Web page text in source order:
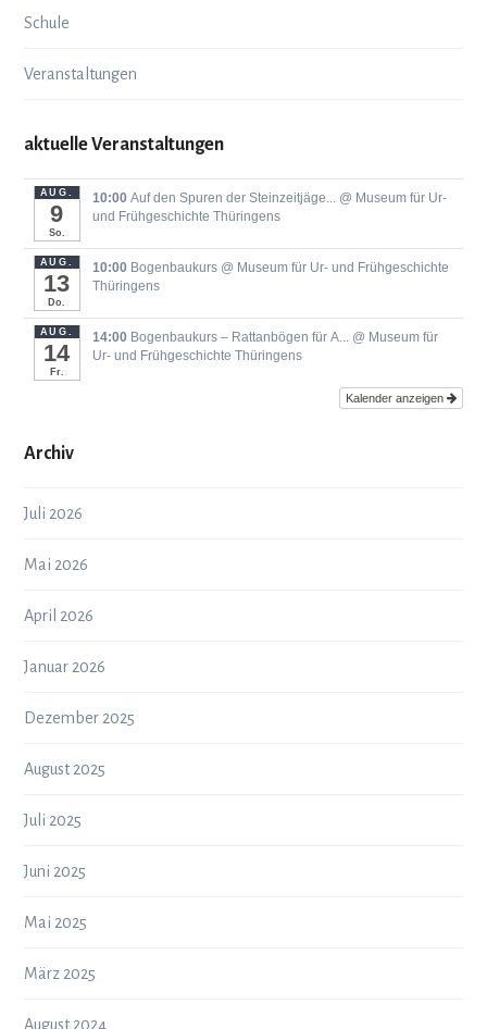
Schule
Veranstaltungen
aktuelle Veranstaltungen
AUG.
9
So.
10:00 Auf den Spuren der Steinzeitjäge... @ Museum für Ur-
und Frühgeschichte Thüringens
AUG.
13
Do.
10:00 Bogenbaukurs @ Museum für Ur- und Frühgeschichte
Thüringens
AUG.
14
Fr.
14:00 Bogenbaukurs ‒ Rattanbögen für A... @ Museum für
Ur- und Frühgeschichte Thüringens
Kalender anzeigen
Archiv
Juli 2026
Mai 2026
April 2026
Januar 2026
Dezember 2025
August 2025
Juli 2025
Juni 2025
Mai 2025
März 2025
August 2024